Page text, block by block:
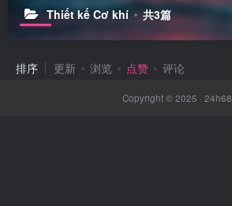
Thiết kế Cơ khí 共3篇
排序 更新 浏览 点赞 评论
Copyright © 2025 · 24h68